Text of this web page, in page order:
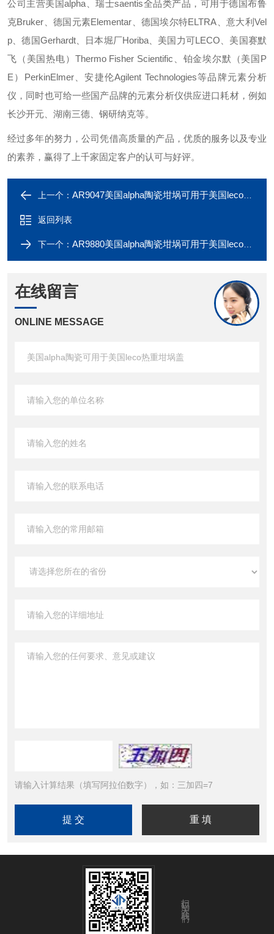
公司主营美国alpha、瑞士saentis全品类产品，可用于德国布鲁
克Bruker、德国元素Elementar、德国埃尔特ELTRA、意大利Vel
p、德国Gerhardt、日本堀厂Horiba、美国力可LECO、美国赛默
飞（美国热电）Thermo Fisher Scientific、铂金埃尔默（美国P
E）PerkinElmer、安捷伦Agilent Technologies等品牌元素分析
仪，同时也可给一些国产品牌的元素分析仪供应进口耗材，例如
长沙开元、湖南三德、钢研纳克等。
经过多年的努力，公司凭借高质量的产品，优质的服务以及专业
的素养，赢得了上千家固定客户的认可与好评。
上一个： AR9047美国alpha陶瓷坩埚可用于美国leco热重坩埚
返回列表
下一个： AR9880美国alpha陶瓷坩埚可用于美国leco坩埚盖
在线留言
ONLINE MESSAGE
请输入计算结果（填写阿拉伯数字），如：三加四=7
扫码关注我们